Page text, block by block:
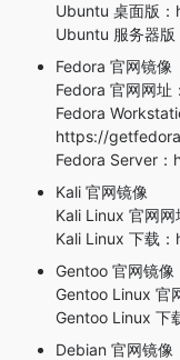
Ubuntu 桌面版
Ubuntu 服务器
Fedora 官网镜像
Fedora 官网网
Fedora
https://
Fedora Server
Kali 官网镜像
Kali Linux 官网
Kali Linux 下载
Gentoo 官网镜像
Gentoo Linux
Gentoo Linux
Debian 官网镜像